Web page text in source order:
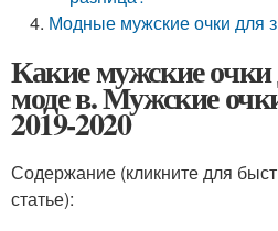
Модные мужские очки для
Какие мужские очки
моде в. Мужские
2019-2020
Содержание (кликните для
статье):